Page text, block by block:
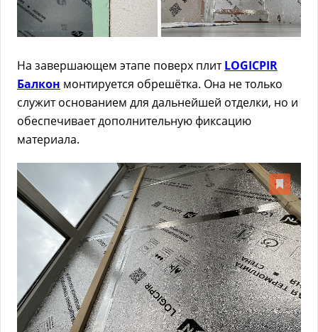
На завершающем этапе поверх плитLOGICPIR
Балкон монтируется обрешётка. Она не только
служит основанием для дальнейшей отделки, но и
обеспечивает дополнительную фиксацию
материала.